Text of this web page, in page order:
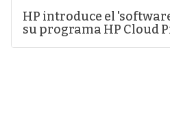
HP introduce el
su programa HP Cloud